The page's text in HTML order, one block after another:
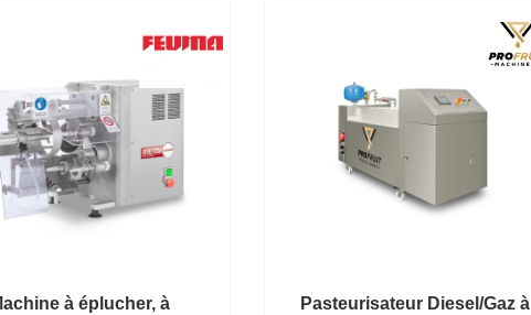
à éplucher, à
Pasteurisateur Diesel/Gaz à